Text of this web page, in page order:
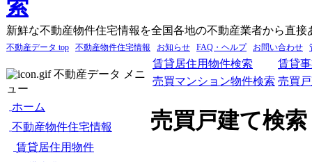
新鮮な不動産物件住宅情報を全国各地の不動産業者から直接
不動産データ top 不動産物件住宅情報 お知らせ FAQ・ヘルプ お問い合わせ
不動産データ メニ
ュー
ホーム
不動産物件住宅情報
賃貸居住用物件
賃貸居住用物件検索
賃貸
売買マンション物件検索 売買
売買戸建て検索